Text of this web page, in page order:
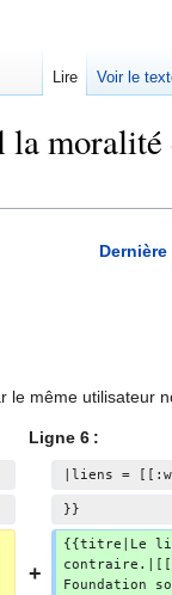
moralité
u
n
m
le même utilisateur
Ligne 6 :
|liens =
}}
{{titre|Le
Foundation
Lire Voir le